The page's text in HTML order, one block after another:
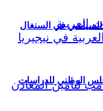
في السنغال
الوطني للدراسات